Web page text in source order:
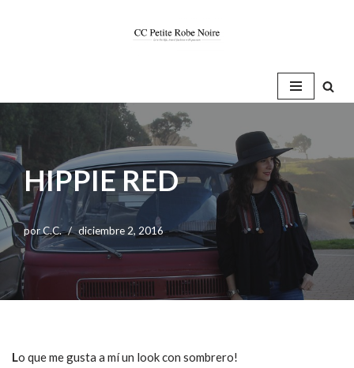
HIPPIE RED
porC.C. diciembre 2, 2016
Lo que me gusta a mí un look con sombrero!